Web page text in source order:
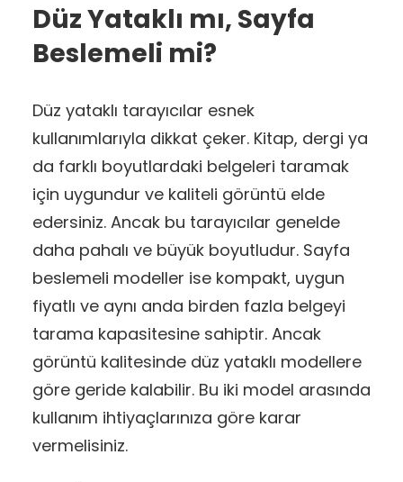
Düz Yataklı mı, Sayfa
Beslemeli mi?
Düz yataklı tarayıcılar esnek
kullanımlarıyla dikkat çeker. Kitap, dergi ya
da farklı boyutlardaki belgeleri taramak
için uygundur ve kaliteli görüntü elde
edersiniz. Ancak bu tarayıcılar genelde
daha pahalı ve büyük boyutludur. Sayfa
beslemeli modeller ise kompakt, uygun
fiyatlı ve aynı anda birden fazla belgeyi
tarama kapasitesine sahiptir. Ancak
görüntü kalitesinde düz yataklı modellere
göre geride kalabilir. Bu iki model arasında
kullanım ihtiyaçlarınıza göre karar
vermelisiniz.